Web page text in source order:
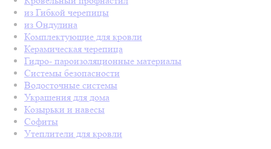
из Гибкой черепицы
из Ондулина
Комплектующие для кровли
Керамическая черепица
Гидро- пароизоляционные материалы
Системы безопасности
Водосточные системы
Украшения для дома
Козырьки и навесы
Софиты
Утеплители для кровли